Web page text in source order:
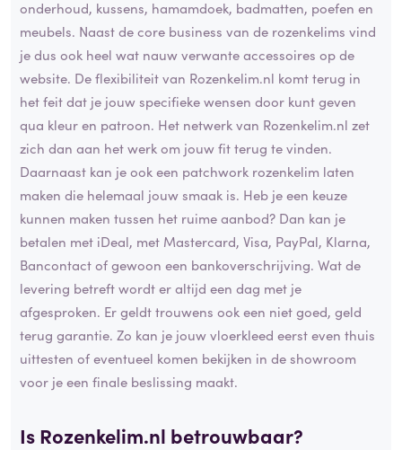
onderhoud, kussens, hamamdoek, badmatten, poefen en
meubels. Naast de core business van de rozenkelims vind
je dus ook heel wat nauw verwante accessoires op de
website. De flexibiliteit van Rozenkelim.nl komt terug in
het feit dat je jouw specifieke wensen door kunt geven
qua kleur en patroon. Het netwerk van Rozenkelim.nl zet
zich dan aan het werk om jouw fit terug te vinden.
Daarnaast kan je ook een patchwork rozenkelim laten
maken die helemaal jouw smaak is. Heb je een keuze
kunnen maken tussen het ruime aanbod? Dan kan je
betalen met iDeal, met Mastercard, Visa, PayPal, Klarna,
Bancontact of gewoon een bankoverschrijving. Wat de
levering betreft wordt er altijd een dag met je
afgesproken. Er geldt trouwens ook een niet goed, geld
terug garantie. Zo kan je jouw vloerkleed eerst even thuis
uittesten of eventueel komen bekijken in de showroom
voor je een finale beslissing maakt.
Is Rozenkelim.nl betrouwbaar?